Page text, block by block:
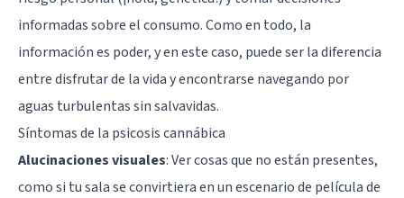
informadas sobre el consumo. Como en todo, la
información es poder, y en este caso, puede ser la diferencia
entre disfrutar de la vida y encontrarse navegando por
aguas turbulentas sin salvavidas.
Síntomas de la psicosis cannábica
Alucinaciones visuales: Ver cosas que no están presentes,
como si tu sala se convirtiera en un escenario de película de